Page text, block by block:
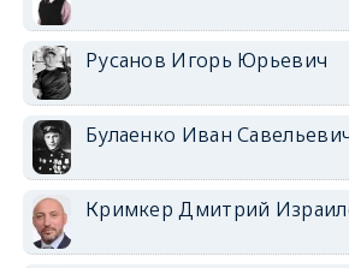
Русанов Игорь Юрьевич
Булаенко Иван
Кримкер Дмитрий